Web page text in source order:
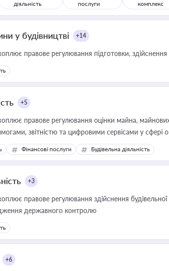
діяльність
послуги
комплекс
у будівництві +14
правове регулювання підготовки, здійснення
+5
правове регулювання оцінки майна,
звітністю та цифровими сервісами у сфері
корисне для власника бізнесу, керівника,
майна, корпоративних угод і перевірки
Фінансові послуги Будівельна діяльність
+3
правове регулювання здійснення
державного контролю
+6